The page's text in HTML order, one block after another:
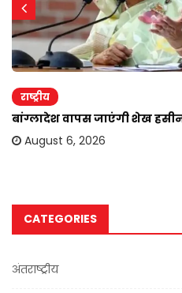
राष्ट्रीय
बांग्लादेश वापस जाएंगी शेख
August 6, 2026
CATEGORIES
अंतराष्ट्रीय